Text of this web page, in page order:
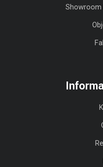
Showroom